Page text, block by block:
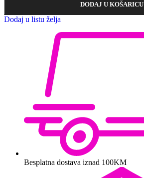
DODAJ U KOŠARICU
Dodaj u listu želja
Besplatna dostava iznad 100KM